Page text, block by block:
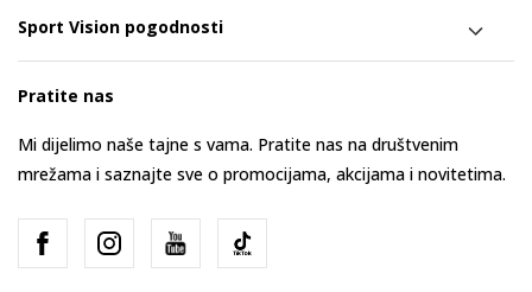
Sport Vision pogodnosti
Pratite nas
Mi dijelimo naše tajne s vama. Pratite nas na društvenim
mrežama i saznajte sve o promocijama, akcijama i novitetima.